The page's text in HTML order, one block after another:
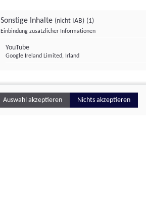
Sonstige Inhalte (nicht IAB) (1)
Einbindung zusätzlicher Informationen
YouTube
Google Ireland Limited, Irland
Auswahl akzeptieren Nichts akzeptieren